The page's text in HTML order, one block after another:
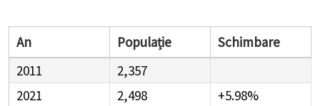
An Populație
Schimbare
2011
2,357
2021
2,498 +5.98%